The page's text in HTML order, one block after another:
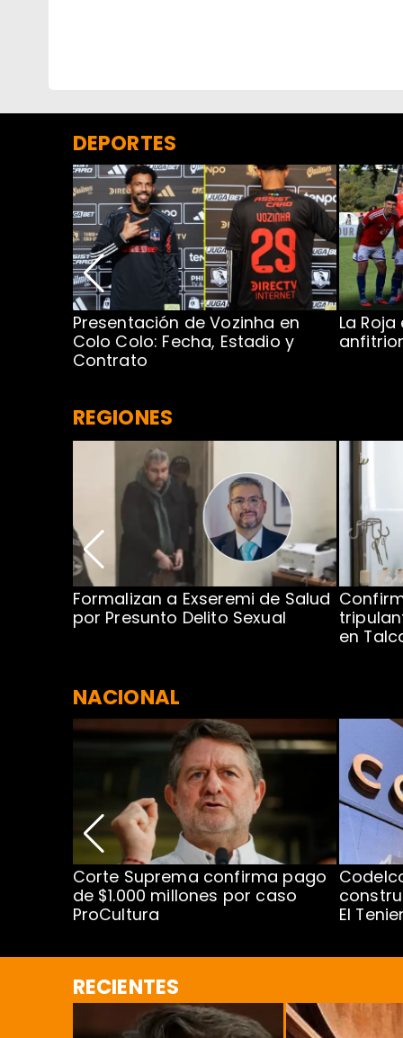
DEPORTES
Presentación de Vozinha en
Colo Colo: Fecha, Estadio y
Contrato
La
REGIONES
Formalizan a Exseremi de Salud
por Presunto Delito Sexual
en
NACIONAL
Corte Suprema confirma pago
de $1.000 millones por caso
ProCultura
El
RECIENTES